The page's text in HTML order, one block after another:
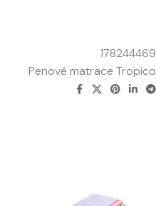
178244469
Penové matrace Tropico